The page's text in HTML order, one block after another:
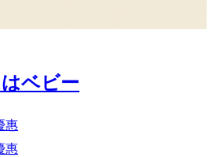
ベビー
惠
惠